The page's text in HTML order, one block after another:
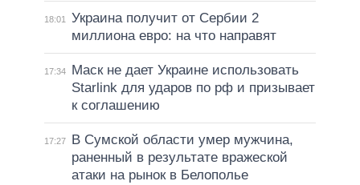
18:01
Украина получит от Сербии 2
миллиона евро: на что направят
17:34
Маск не дает Украине использовать
Starlink для ударов по рф и призывает
к соглашению
17:27
В Сумской области умер мужчина,
раненный в результате вражеской
атаки на рынок в Белополье